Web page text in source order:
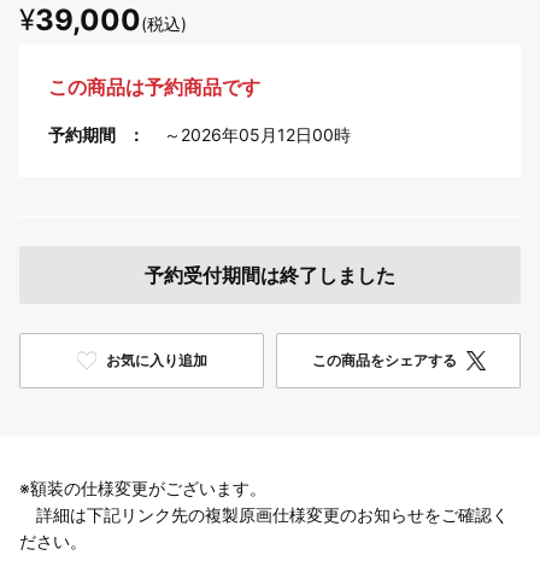
¥39,000(税込)
この商品は予約商品です
予約期間 ～2026年05月12日00時
予約受付期間は終了しました
お気に入り追加 この商品をシェアする
※額装の仕様変更がございます。
詳細は下記リンク先の複製原画仕様変更のお知らせをご確認く
ださい。